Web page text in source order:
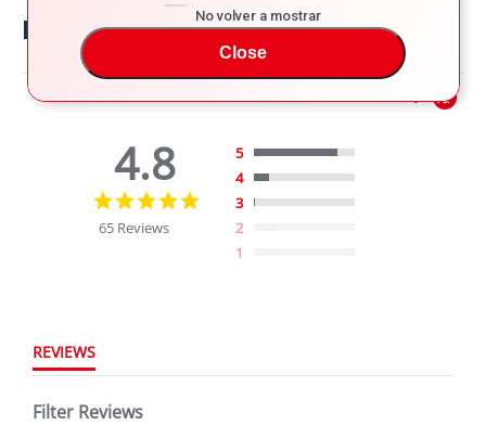
No volver a mostrar
Close
Reviews on suzuki swift
4.8
rating
65 Reviews
5
4
3
2
1
REVIEWS
Filter Reviews